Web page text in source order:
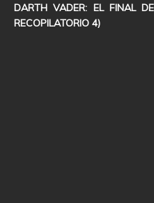
DARTH VADER: EL FINAL
RECOPILATORIO 4)